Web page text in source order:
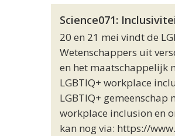
Science071:
20 en 21 mei vindt de
Wetenschappers uit
en het maatschappelijk
LGBTIQ+ workplace
LGBTIQ+
workplace inclusion en
kan nog via: https://